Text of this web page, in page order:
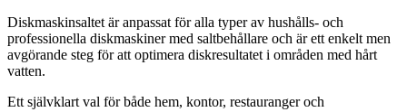
Diskmaskinsaltet är anpassat för alla typer av hushålls- och
professionella diskmaskiner med saltbehållare och är ett enkelt men
avgörande steg för att optimera diskresultatet i områden med hårt
vatten.
Ett självklart val för både hem, kontor, restauranger och